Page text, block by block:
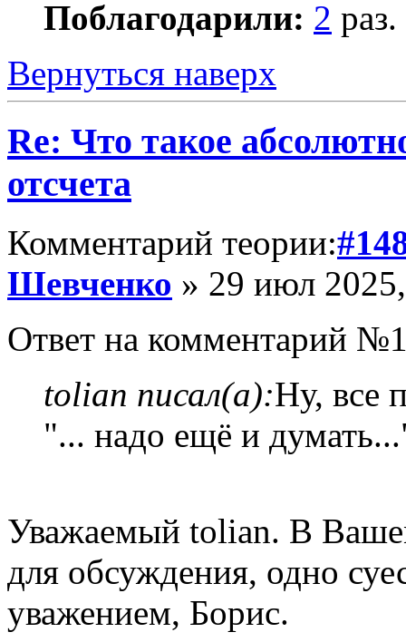
Поблагодарили: 2 раз.
Вернуться наверх
Re: Что такое
отсчета
Комментарий теории:
Шевченко » 29 июл
Ответ на комментарий
tolian писал(а):Ну, все
"... надо ещё и
Уважаемый tolian. В
для обсуждения, одно
уважением, Борис.